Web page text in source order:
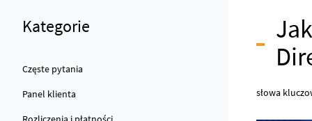
Kategorie
Częste pytania
Panel klienta
słowa